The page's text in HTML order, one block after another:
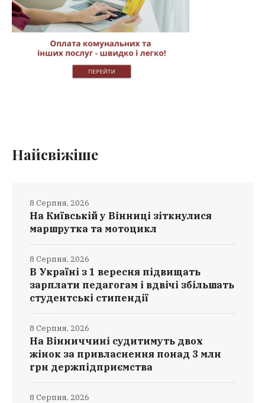
Найсвіжіше
На Київській у Вінниці зіткнулися
маршрутка та мотоцикл
8 Серпня, 2026
В Україні з 1 вересня підвищать
зарплати педагогам і вдвічі збільшать
студентські стипендії
8 Серпня, 2026
На Вінниччині судитимуть двох
жінок за привласнення понад 3 млн
грн держпідприємства
8 Серпня, 2026
8 Серпня, 2026